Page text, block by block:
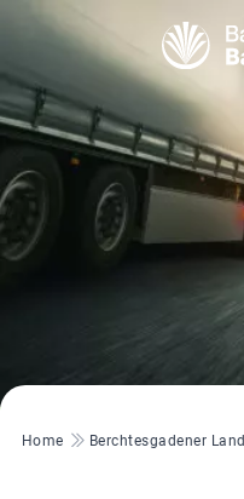
Pfadnavigation
Home Berchtesgadener Land